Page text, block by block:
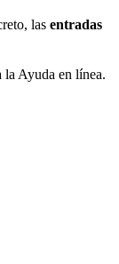
las entradas
la Ayuda en línea.